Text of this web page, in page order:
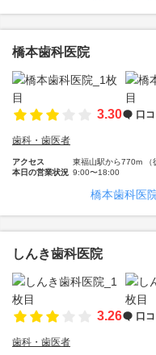
橋本歯科医院
3.30 口コ
歯科・歯医者
アクセス
東福山駅から770m （
本日の営業状況 9:00〜18:00
橋本歯科医
しんき歯科医院
3.26 口コ
歯科・歯医者